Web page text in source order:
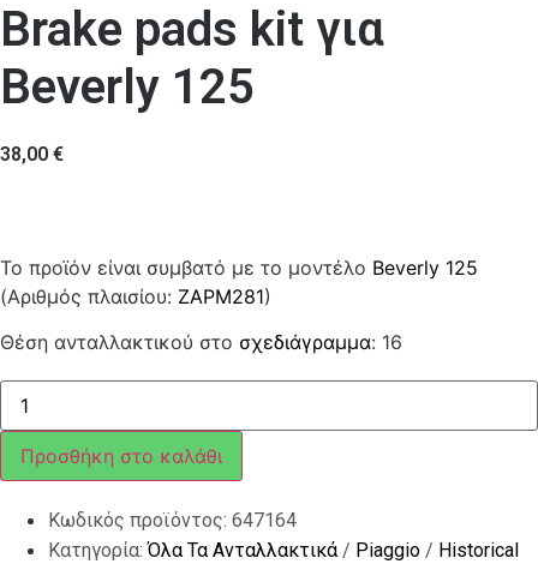
Brake pads kit για
Beverly 125
38,00 €
Το προϊόν είναι συμβατό με το μοντέλο Beverly 125
(Αριθμός πλαισίου: ZAPM281)
Θέση ανταλλακτικού στο σχεδιάγραμμα: 16
Brake
pads
kit
ποσότητα
Προσθήκη στο καλάθι
Κωδικός προϊόντος: 647164
Κατηγορία:Όλα Τα Ανταλλακτικά/ Piaggio / Historical